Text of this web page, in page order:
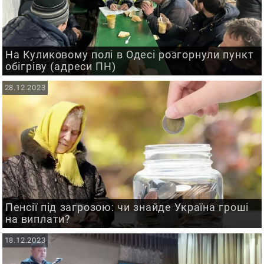
На Куликовому полі в Одесі розгорнули пункт
обігріву (адреси ПН)
Пенсії під загрозою: чи знайде Україна гроші
на виплати?
28.12.2023
18.12.2023